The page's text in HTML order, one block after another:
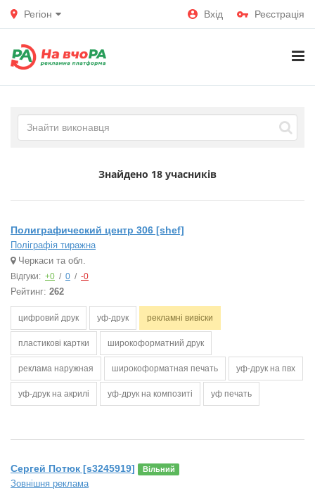
Регіон Вхід Реєстрація
Знайдено 18 учасників
Полиграфический центр 306 [shef]
Поліграфія тиражна
Черкаси та обл.
Відгуки: +0 / 0 / -0
Рейтинг: 262
цифровий друк уф-друк рекламні вивіски
пластикові картки широкоформатний друк
реклама наружная широкоформатная печать уф-друк на пвх
уф-друк на акрилі уф-друк на композиті уф печать
Сергей Потюк [s3245919] Вільний
Зовнішня реклама